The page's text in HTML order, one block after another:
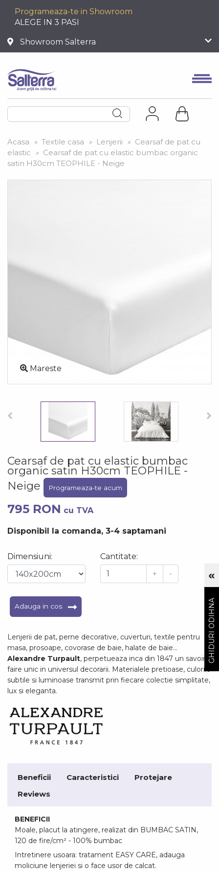
Programeaza-te in Showroom
ALEGE IN 3 PASI
Showroom Salterra
Acasa » Textile casa » Lenjerii » Cearsaf de pat cu
elastic » Cearsaf de pat cu elastic bumbac organic
satin H30cm TEOPHILE - Neige
Mareste
Cearsaf de pat cu elastic bumbac
organic satin H30cm TEOPHILE -
Neige
Programeaza-te acum
795 RON cu TVA
Disponibil la comanda, 3-4 saptamani
Dimensiuni:
Cantitate:
+
-
Adauga in cos
Lenjerii de pat, perne decorative, cuverturi, textile pentru
masa, prosoape, covorase de baie, halate de baie…
Alexandre Turpault, perpetueaza inca din 1847 un savoir-
faire unic in universul decorarii. Materialele pretioase, culorile
subtile si luminoase transmit prin fiecare colectie simplitate,
lux si eleganta.
Beneficii Caracteristici
Protejare
Reviews
BENEFICII
Moale, placut la atingere, realizat din BUMBAC SATIN,
120 de fire/cm² - 100% bumbac
Intretinere usoara: tratament EASY CARE, adauga
moliciune lenjeriei si o face usor de calcat.
«
GHIDURI ODIHNA